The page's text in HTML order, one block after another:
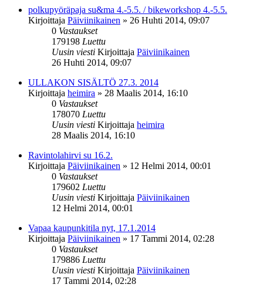
polkupyöräpaja su&ma 4.-5.5. / bikeworkshop 4.-5.5.
Kirjoittaja Päiviinikainen » 26 Huhti 2014, 09:07
0 Vastaukset
179198 Luettu
Uusin viesti Kirjoittaja Päiviinikainen
26 Huhti 2014, 09:07
ULLAKON SISÄLTÖ 27.3. 2014
Kirjoittaja heimira » 28 Maalis 2014, 16:10
0 Vastaukset
178070 Luettu
Uusin viesti Kirjoittaja heimira
28 Maalis 2014, 16:10
Ravintolahirvi su 16.2.
Kirjoittaja Päiviinikainen » 12 Helmi 2014, 00:01
0 Vastaukset
179602 Luettu
Uusin viesti Kirjoittaja Päiviinikainen
12 Helmi 2014, 00:01
Vapaa kaupunkitila nyt, 17.1.2014
Kirjoittaja Päiviinikainen » 17 Tammi 2014, 02:28
0 Vastaukset
179886 Luettu
Uusin viesti Kirjoittaja Päiviinikainen
17 Tammi 2014, 02:28